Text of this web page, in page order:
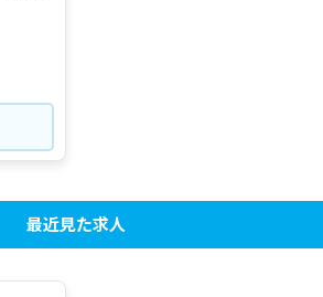
最近見た求人